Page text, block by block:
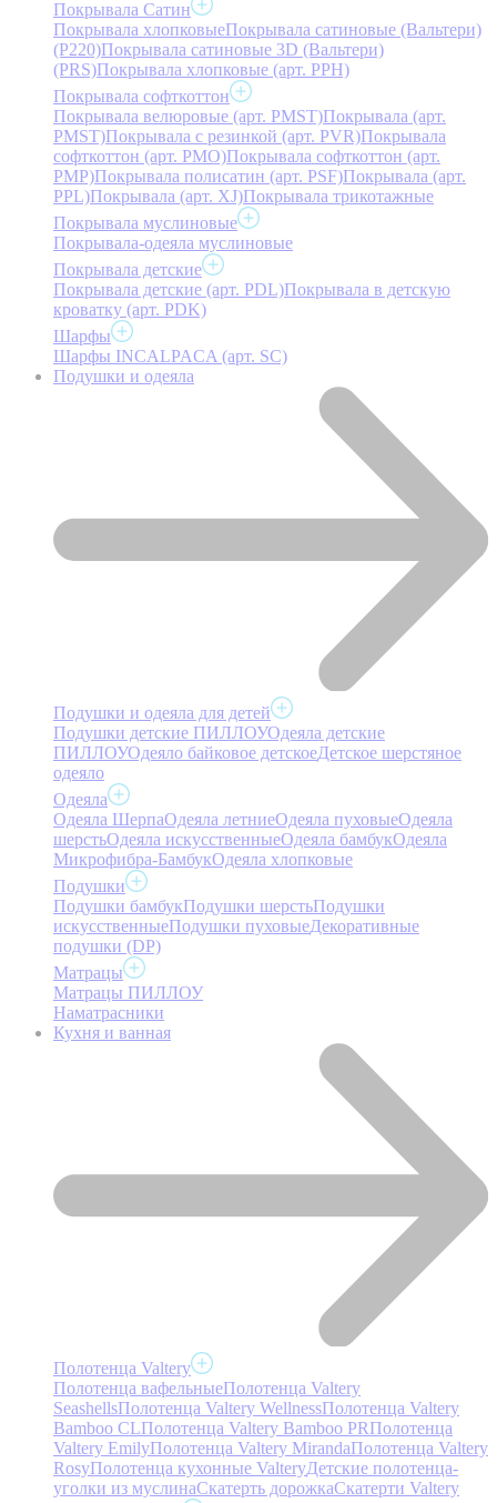
Покрывала Сатин
Покрывала хлопковыеПокрывала сатиновые (Вальтери)
(P220)Покрывала сатиновые 3D (Вальтери)
(PRS)Покрывала хлопковые (арт. PPH)
Покрывала софткоттон
Покрывала велюровые (арт. PMST)Покрывала (арт.
PMST)Покрывала с резинкой (арт. PVR)Покрывала
софткоттон (арт. PMO)Покрывала софткоттон (арт.
PMP)Покрывала полисатин (арт. PSF)Покрывала (арт.
PPL)Покрывала (арт. XJ)Покрывала трикотажные
Покрывала муслиновые
Покрывала-одеяла муслиновые
Покрывала детские
Покрывала детские (арт. PDL)Покрывала в детскую
кроватку (арт. PDK)
Шарфы
Шарфы INCALPACA (арт. SC)
Подушки и одеяла
Подушки и одеяла для детей
Подушки детские ПИЛЛОУОдеяла детские
ПИЛЛОУОдеяло байковое детскоеДетское шерстяное
одеяло
Одеяла
Одеяла ШерпаОдеяла летниеОдеяла пуховыеОдеяла
шерстьОдеяла искусственныеОдеяла бамбукОдеяла
Микрофибра-БамбукОдеяла хлопковые
Подушки
Подушки бамбукПодушки шерстьПодушки
искусственныеПодушки пуховыеДекоративные
подушки (DP)
Матрацы
Матрацы ПИЛЛОУ
Наматрасники
Кухня и ванная
Полотенца Valtery
Полотенца вафельныеПолотенца Valtery
SeashellsПолотенца Valtery WellnessПолотенца Valtery
Bamboo CLПолотенца Valtery Bamboo PRПолотенца
Valtery EmilyПолотенца Valtery MirandaПолотенца Valtery
RosyПолотенца кухонные ValteryДетские полотенца-
уголки из муслинаСкатерть дорожкаСкатерти Valtery